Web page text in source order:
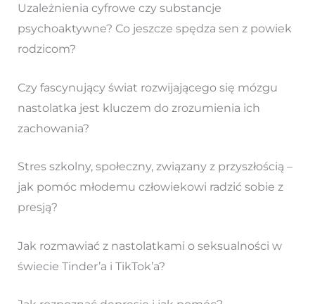
Uzależnienia cyfrowe czy substancje
psychoaktywne? Co jeszcze spędza sen z powiek
rodzicom?
Czy fascynujący świat rozwijającego się mózgu
nastolatka jest kluczem do zrozumienia ich
zachowania?
Stres szkolny, społeczny, związany z przyszłością –
jak pomóc młodemu człowiekowi radzić sobie z
presją?
Jak rozmawiać z nastolatkami o seksualności w
świecie Tinder’a i TikTok’a?